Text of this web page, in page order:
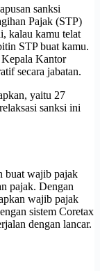
sanksi
Pajak (STP)
kalau kamu telat
STP buat kamu.
Kantor
secara jabatan.
yaitu 27
sanksi ini
buat wajib pajak
pajak. Dengan
wajib pajak
sistem Coretax
dengan lancar.